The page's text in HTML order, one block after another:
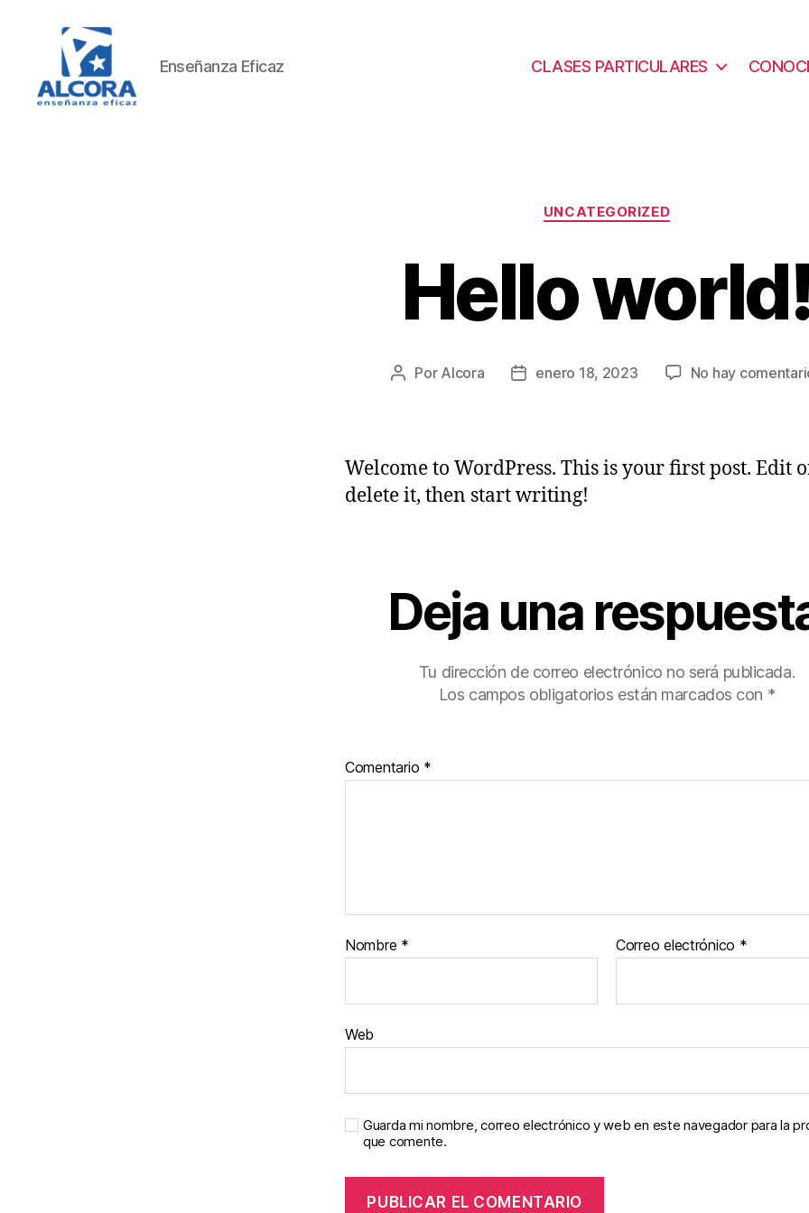
Enseñanza Eficaz CLASES PARTICULARES
Categorías
UNCATEGORIZED
Hello world!
Autor
Por Alcora
Fechaenero 18, 2023 No hay
Welcome to WordPress. This is your first post. Edit
delete it, then start writing!
Deja una
Tu dirección de correo electrónico no será publicada.
Los campos obligatorios están marcados con *
Comentario *
Nombre * Correo electrónico *
Web
Guarda mi nombre, correo electrónico y web en este navegador para la
que comente.